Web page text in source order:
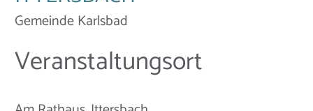
Gemeinde Karlsbad
Veranstaltungsort